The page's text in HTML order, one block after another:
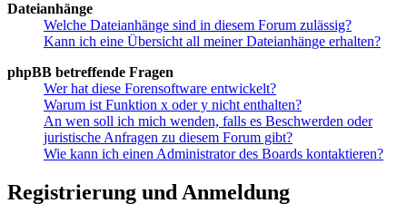
Dateianhänge
Welche Dateianhänge sind in diesem Forum zulässig?
Kann ich eine Übersicht all meiner Dateianhänge erhalten?
phpBB betreffende Fragen
Wer hat diese Forensoftware entwickelt?
Warum ist Funktion x oder y nicht enthalten?
An wen soll ich mich wenden, falls es Beschwerden oder
juristische Anfragen zu diesem Forum gibt?
Wie kann ich einen Administrator des Boards kontaktieren?
Registrierung und Anmeldung